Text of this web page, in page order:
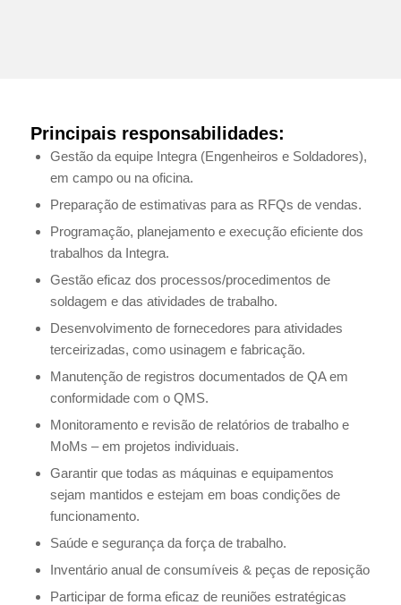
Principais responsabilidades:
Gestão da equipe Integra (Engenheiros e Soldadores),
em campo ou na oficina.
Preparação de estimativas para as RFQs de vendas.
Programação, planejamento e execução eficiente dos
trabalhos da Integra.
Gestão eficaz dos processos/procedimentos de
soldagem e das atividades de trabalho.
Desenvolvimento de fornecedores para atividades
terceirizadas, como usinagem e fabricação.
Manutenção de registros documentados de QA em
conformidade com o QMS.
Monitoramento e revisão de relatórios de trabalho e
MoMs – em projetos individuais.
Garantir que todas as máquinas e equipamentos
sejam mantidos e estejam em boas condições de
funcionamento.
Saúde e segurança da força de trabalho.
Inventário anual de consumíveis & peças de reposição
Participar de forma eficaz de reuniões estratégicas